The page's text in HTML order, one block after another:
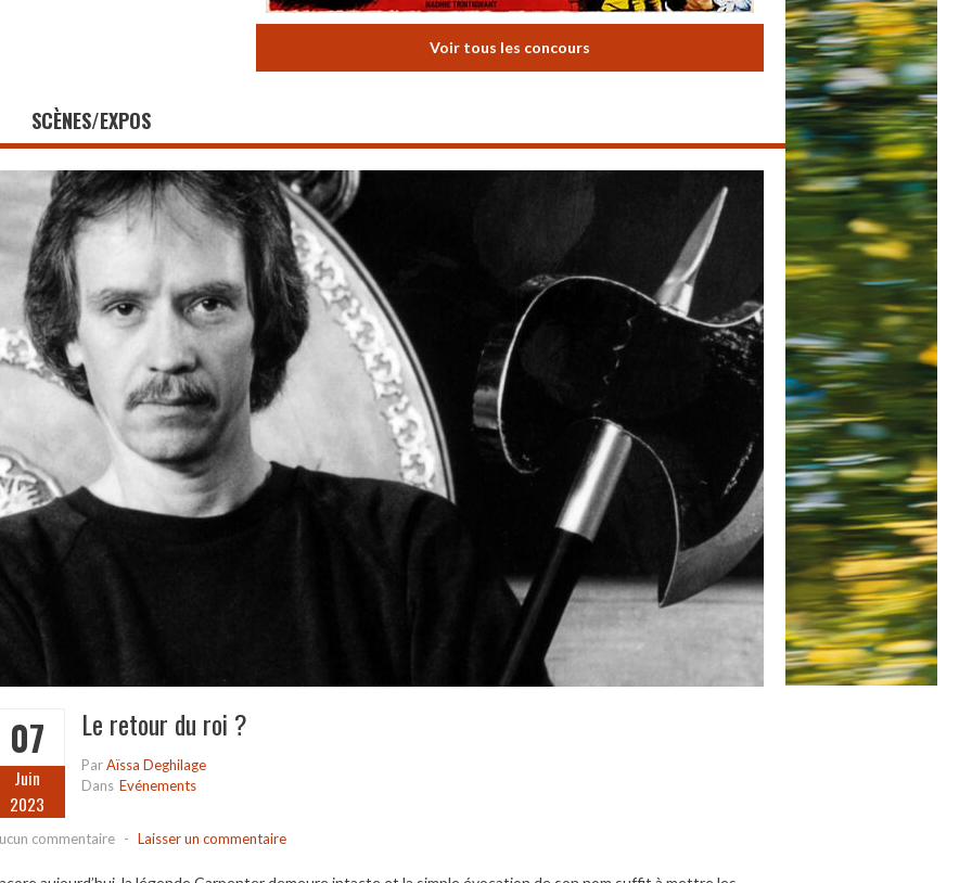
Voir tous les concours
SCÈNES/EXPOS
07
Juin
2023
Le retour du roi ?
ParAïssa Deghilage
Dans Evénements
commentaire - Laisser un commentaire